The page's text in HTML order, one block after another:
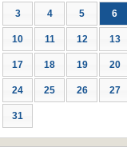
3 4 5 6
10 11 12 13
17 18 19 20
24 25 26 27
31